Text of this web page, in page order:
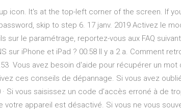
icon. It's at the top-left corner of the screen. If
skip to step 6. 17 janv. 2019 Activez le
sur le paramétrage, reportez-vous aux FAQ
sur iPhone et iPad ? 00:58 Il y a 2 a. Comment
Vous avez besoin d'aide pour récupérer un
ces conseils de dépannage. Si vous avez
· Si vous saisissez un code d’accès erroné à de
votre appareil est désactivé. Si vous ne vous